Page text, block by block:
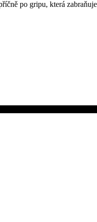
po gripu, která